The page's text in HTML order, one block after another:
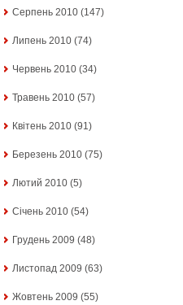
Серпень 2010 (147)
Липень 2010 (74)
Червень 2010 (34)
Травень 2010 (57)
Квітень 2010 (91)
Березень 2010 (75)
Лютий 2010 (5)
Січень 2010 (54)
Грудень 2009 (48)
Листопад 2009 (63)
Жовтень 2009 (55)